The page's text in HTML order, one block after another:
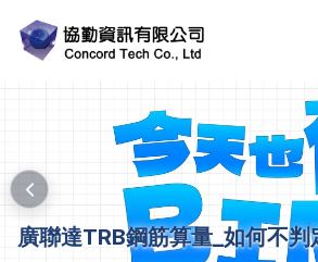
廣聯達TRB鋼筋算量_如何不判